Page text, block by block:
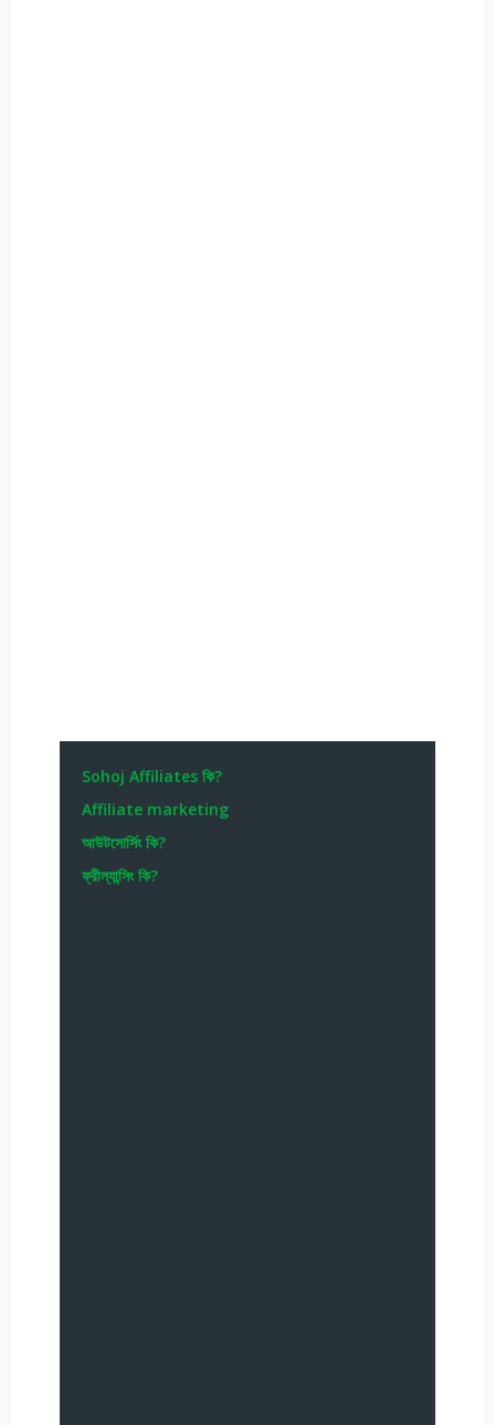
Sohoj Affiliates কি?
Affiliate marketing
আউটসোর্সিং কি?
ফ্রীল্যান্সিং কি?